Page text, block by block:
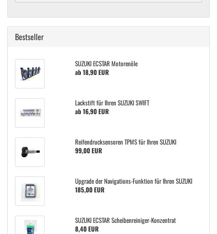
Bestseller
SUZUKI ECSTAR Motorenöle
ab 18,90 EUR
Lackstift für Ihren SUZUKI SWIFT
ab 16,90 EUR
Reifendrucksensoren TPMS für Ihren SUZUKI
99,00 EUR
Upgrade der Navigations-Funktion für Ihren SUZUKI
185,00 EUR
SUZUKI ECSTAR Scheibenreiniger-Konzentrat
8,40 EUR